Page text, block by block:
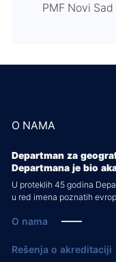
PMF Novi Sad
O NAMA
Departman za
Departmana je bio
U proteklih 45 godina
u red imena poznatih
O nama
Rešenja o akreditaciji